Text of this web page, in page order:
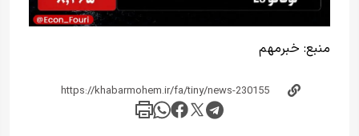
منبع: خبر‌مهم